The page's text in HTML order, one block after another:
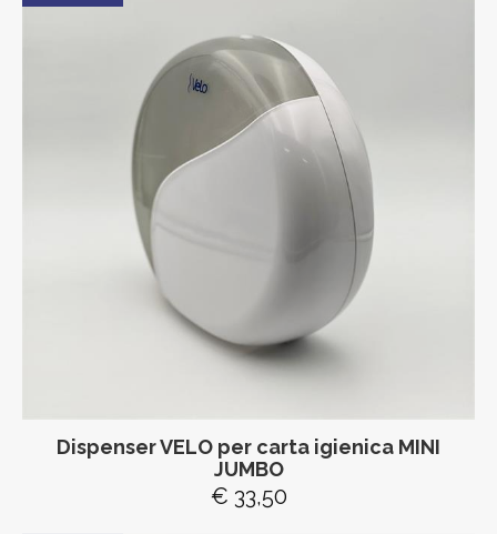
Dispenser VELO per carta igienica MINI
JUMBO
€ 33,50